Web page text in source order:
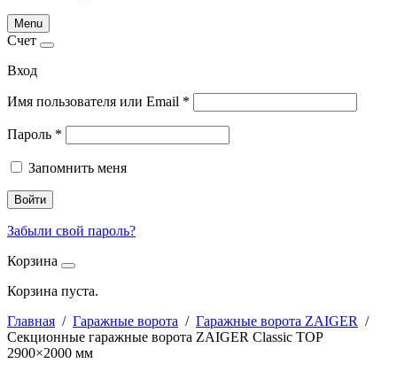
Menu
Счет
Вход
Имя пользователя или Email *
Пароль *
Запомнить меня
Войти
Забыли свой пароль?
Корзина
Корзина пуста.
Главная / Гаражные ворота / Гаражные ворота ZAIGER /
Секционные гаражные ворота ZAIGER Classic TOP
2900×2000 мм